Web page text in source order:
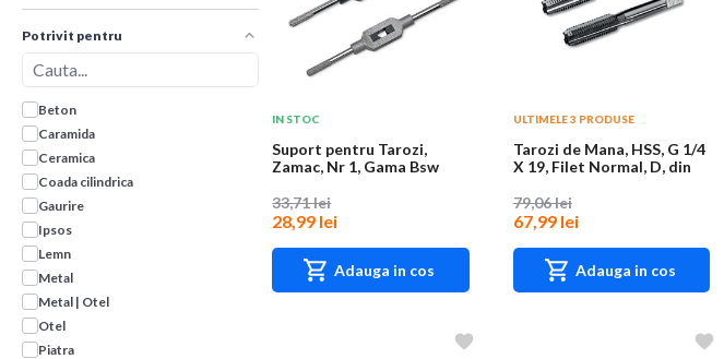
Potrivit pentru
Beton
Caramida
Ceramica
Coada cilindrica
Gaurire
Ipsos
Lemn
Metal
Metal | Otel
Otel
Piatra
IN STOC
Suport pentru Tarozi,
Zamac, Nr 1, Gama Bsw
33,71 lei
28,99 lei
Adauga in cos
ULTIMELE 3 PRODUSE
Tarozi de Mana, HSS, G 1/4
X 19, Filet Normal, D, din
79,06 lei
67,99 lei
Adauga in cos